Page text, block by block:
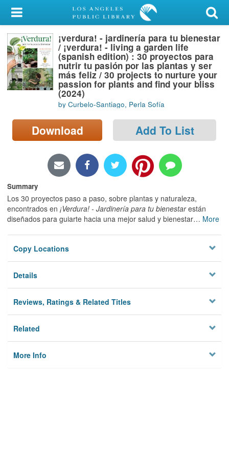
My Account
Library Card
Sign In
Search
¡verdura! - jardinería para tu bienestar
/ ¡verdura! - living a garden life
(spanish edition) : 30 proyectos para
nutrir tu pasión por las plantas y ser
más feliz / 30 projects to nurture your
passion for plants and find your bliss
(2024)
by Curbelo-Santiago, Perla Sofía
Download Add To List
Summary
Los 30 proyectos paso a paso, sobre plantas y naturaleza,
encontrados en ¡Verdura! - Jardinería para tu bienestarestán
diseñados para guiarte hacia una mejor salud y bienestar… More
Copy Locations
Details
Reviews, Ratings & Related Titles
Related
More Info